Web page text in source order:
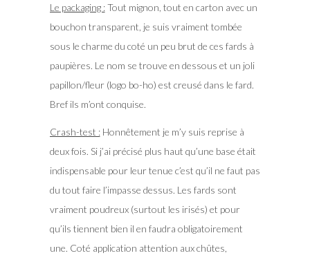
Le packaging :Tout mignon, tout en carton avec un
bouchon transparent, je suis vraiment tombée
sous le charme du coté un peu brut de ces fards à
paupières. Le nom se trouve en dessous et un joli
papillon/fleur (logo bo-ho) est creusé dans le fard.
Bref ils m’ont conquise.
Crash-test :Honnêtement je m’y suis reprise à
deux fois. Si j’ai précisé plus haut qu’une base était
indispensable pour leur tenue c’est qu’il ne faut pas
du tout faire l’impasse dessus. Les fards sont
vraiment poudreux (surtout les irisés) et pour
qu’ils tiennent bien il en faudra obligatoirement
une. Coté application attention aux chûtes,